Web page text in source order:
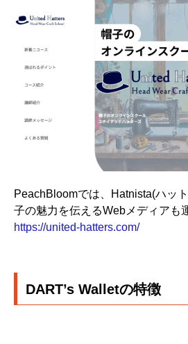
PeachBloomでは、Hatnista(ハッ
子の魅力を伝えるWebメディアも
https://united-hatters.com/
DART’s Walletの特徴